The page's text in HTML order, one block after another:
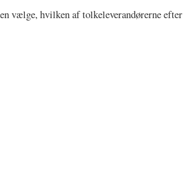
vælge, hvilken af tolkeleverandørerne efter